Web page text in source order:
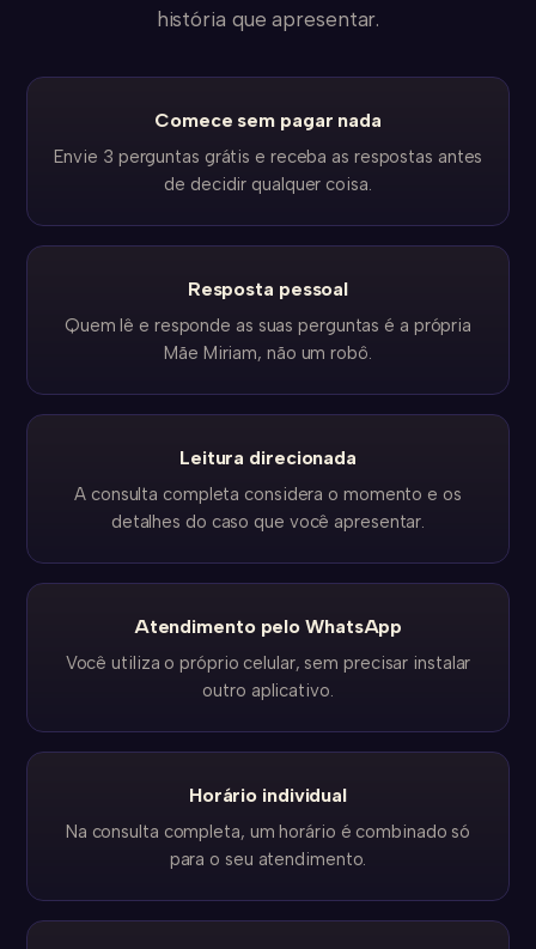
história que apresentar.
Comece sem pagar nada
Envie 3 perguntas grátis e receba as respostas antes
de decidir qualquer coisa.
Resposta pessoal
Quem lê e responde as suas perguntas é a própria
Mãe Miriam, não um robô.
Leitura direcionada
A consulta completa considera o momento e os
detalhes do caso que você apresentar.
Atendimento pelo WhatsApp
Você utiliza o próprio celular, sem precisar instalar
outro aplicativo.
Horário individual
Na consulta completa, um horário é combinado só
para o seu atendimento.